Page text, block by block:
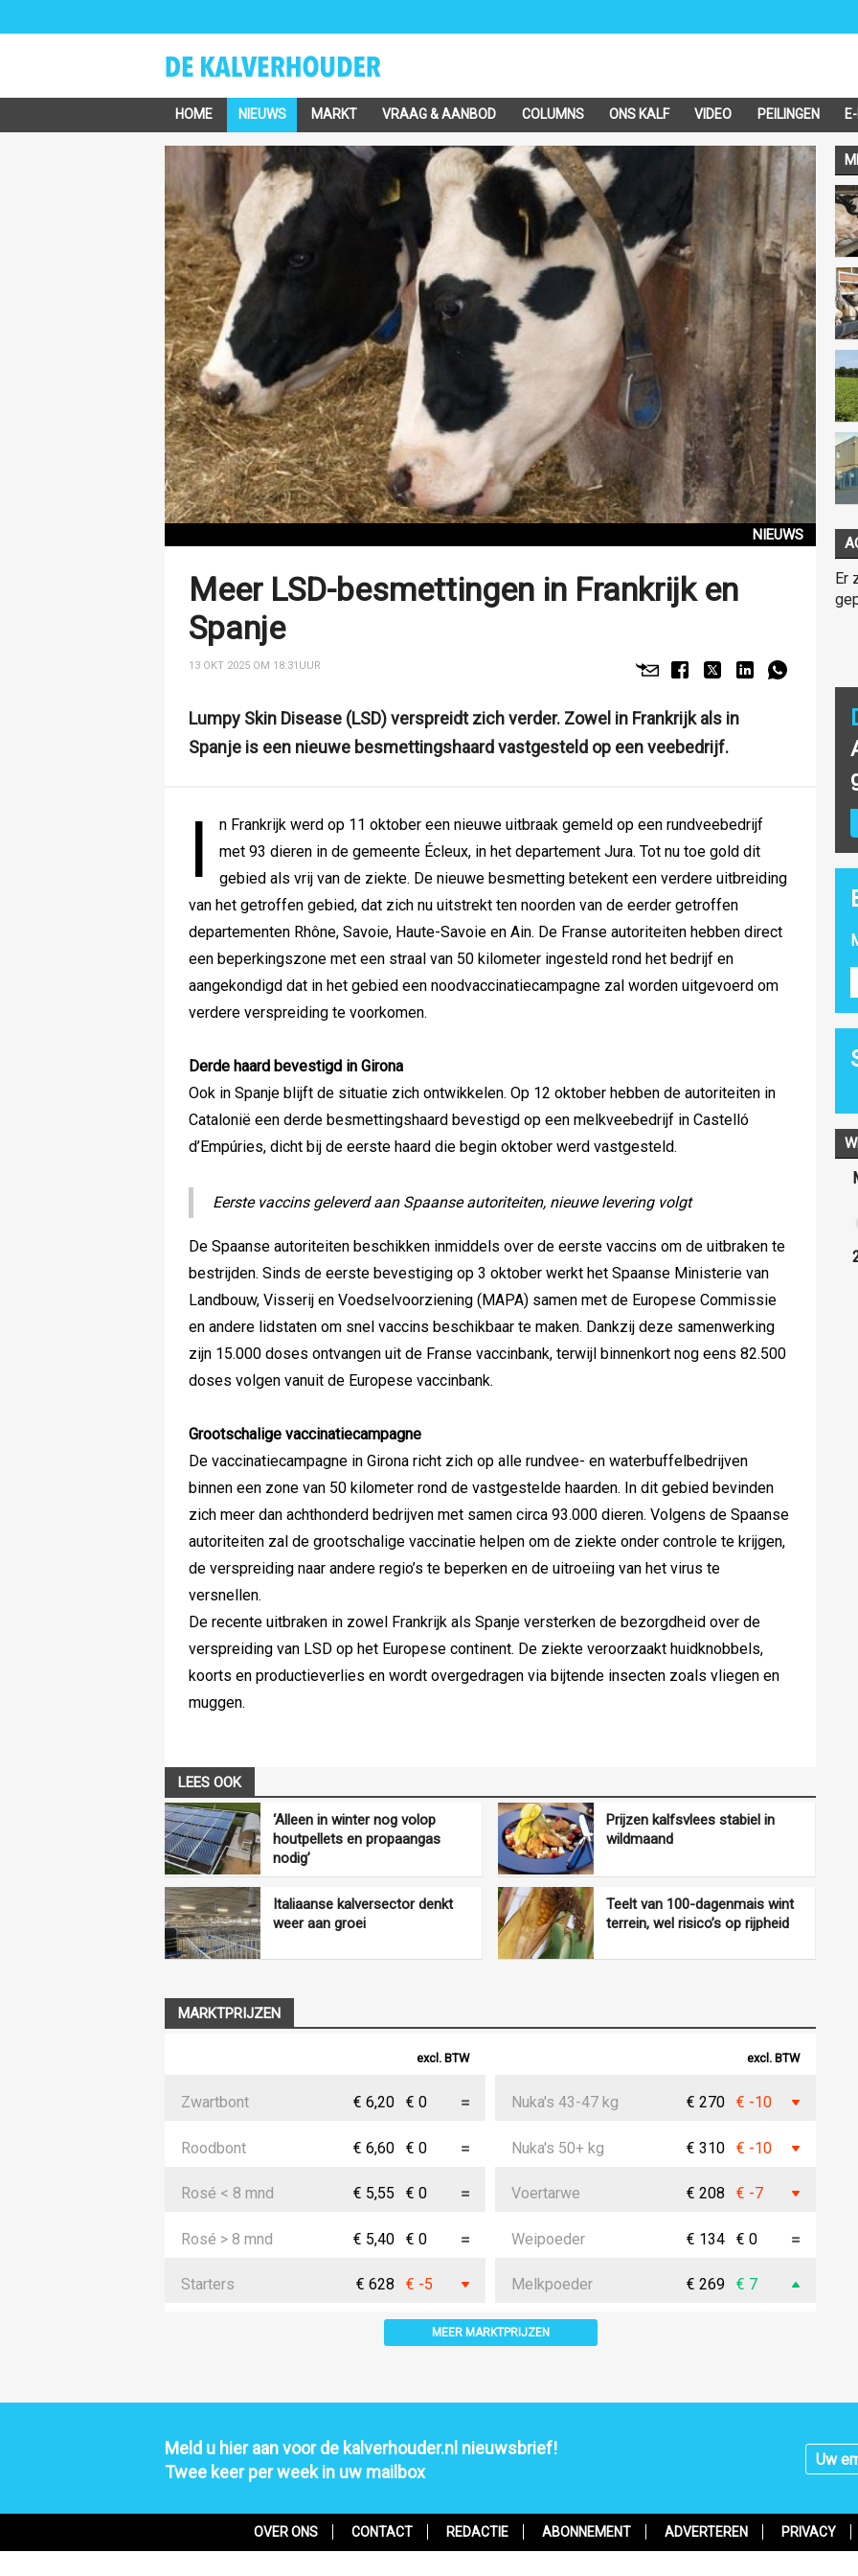
HOME NIEUWS MARKT VRAAG & AANBOD COLUMNS ONS KALF VIDEO PEILINGEN
NIEUWS
Meer LSD-besmettingen in Frankrijk en
Spanje
13 OKT 2025 OM 18:31 UUR
Lumpy Skin Disease (LSD) verspreidt zich verder. Zowel in Frankrijk als in
Spanje is een nieuwe besmettingshaard vastgesteld op een veebedrijf.
I
n Frankrijk werd op 11 oktober een nieuwe uitbraak gemeld op een rundveebedrijf
met 93 dieren in de gemeente Écleux, in het departement Jura. Tot nu toe gold dit
gebied als vrij van de ziekte. De nieuwe besmetting betekent een verdere uitbreiding
van het getroffen gebied, dat zich nu uitstrekt ten noorden van de eerder getroffen
departementen Rhône, Savoie, Haute-Savoie en Ain. De Franse autoriteiten hebben direct
een beperkingszone met een straal van 50 kilometer ingesteld rond het bedrijf en
aangekondigd dat in het gebied een noodvaccinatiecampagne zal worden uitgevoerd om
verdere verspreiding te voorkomen.
Derde haard bevestigd in Girona
Ook in Spanje blijft de situatie zich ontwikkelen. Op 12 oktober hebben de autoriteiten in
Catalonië een derde besmettingshaard bevestigd op een melkveebedrijf in Castelló
d’Empúries, dicht bij de eerste haard die begin oktober werd vastgesteld.
Eerste vaccins geleverd aan Spaanse autoriteiten, nieuwe levering volgt
De Spaanse autoriteiten beschikken inmiddels over de eerste vaccins om de uitbraken te
bestrijden. Sinds de eerste bevestiging op 3 oktober werkt het Spaanse Ministerie van
Landbouw, Visserij en Voedselvoorziening (MAPA) samen met de Europese Commissie
en andere lidstaten om snel vaccins beschikbaar te maken. Dankzij deze samenwerking
zijn 15.000 doses ontvangen uit de Franse vaccinbank, terwijl binnenkort nog eens 82.500
doses volgen vanuit de Europese vaccinbank.
Grootschalige vaccinatiecampagne
De vaccinatiecampagne in Girona richt zich op alle rundvee- en waterbuffelbedrijven
binnen een zone van 50 kilometer rond de vastgestelde haarden. In dit gebied bevinden
zich meer dan achthonderd bedrijven met samen circa 93.000 dieren. Volgens de Spaanse
autoriteiten zal de grootschalige vaccinatie helpen om de ziekte onder controle te krijgen,
de verspreiding naar andere regio’s te beperken en de uitroeiing van het virus te
versnellen.
De recente uitbraken in zowel Frankrijk als Spanje versterken de bezorgdheid over de
verspreiding van LSD op het Europese continent. De ziekte veroorzaakt huidknobbels,
koorts en productieverlies en wordt overgedragen via bijtende insecten zoals vliegen en
muggen.
LEES OOK
‘Alleen in winter nog volop
houtpellets en propaangas
nodig’
Prijzen kalfsvlees stabiel in
wildmaand
Italiaanse kalversector denkt
weer aan groei
Teelt van 100-dagenmais wint
terrein, wel risico’s op rijpheid
MARKTPRIJZEN
excl. BTW
Zwartbont € 6,20 € 0
Roodbont € 6,60 € 0
Rosé < 8 mnd € 5,55 € 0
Rosé > 8 mnd € 5,40 € 0
Starters € 628 € -5
excl. BTW
Nuka's 43-47 kg € 270 € -10
Nuka's 50+ kg € 310 € -10
Voertarwe € 208 € -7
Weipoeder € 134 € 0
Melkpoeder € 269 € 7
MEER MARKTPRIJZEN
Er
Meld u hier aan voor de kalverhouder.nl nieuwsbrief!
Twee keer per week in uw mailbox
OVER ONS CONTACT REDACTIE ABONNEMENT ADVERTEREN PRIVACY